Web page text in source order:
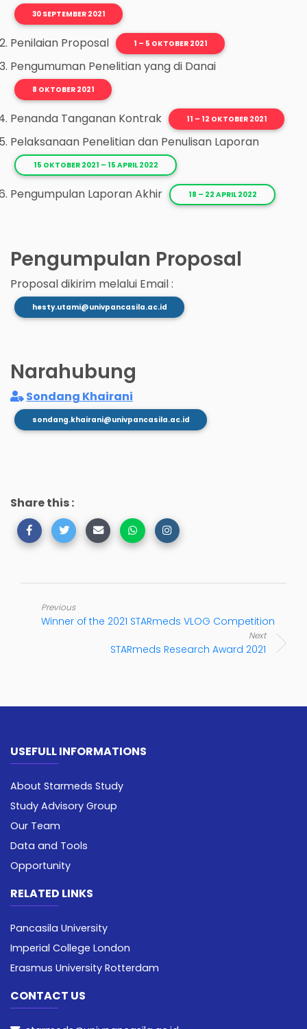
30 SEPTEMBER 2021
Penilaian Proposal 1 – 5 OKTOBER 2021
Pengumuman Penelitian yang di Danai
8 OKTOBER 2021
Penanda Tanganan Kontrak 11 – 12 OKTOBER 2021
Pelaksanaan Penelitian dan Penulisan Laporan
15 OKTOBER 2021 – 15 APRIL 2022
Pengumpulan Laporan Akhir 18 – 22 APRIL 2022
Pengumpulan Proposal
Proposal dikirim melalui Email :
hesty.utami@univpancasila.ac.id
Narahubung
Sondang Khairani
sondang.khairani@univpancasila.ac.id
Share this :
Previous
Winner of the 2021 STARmeds VLOG Competition
Next
STARmeds Research Award 2021
USEFULL INFORMATIONS
About Starmeds Study
Study Advisory Group
Our Team
Data and Tools
Opportunity
RELATED LINKS
Pancasila University
Imperial College London
Erasmus University Rotterdam
CONTACT US